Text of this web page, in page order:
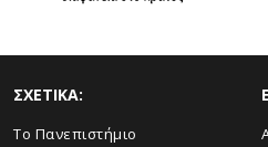
ΣΧΕΤΙΚΑ:
Το Πανεπιστήμιο